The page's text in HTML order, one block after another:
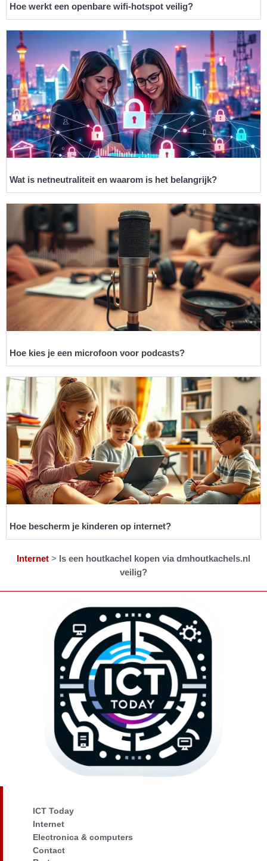
Hoe werkt een openbare wifi-hotspot veilig?
Wat is netneutraliteit en waarom is het belangrijk?
Hoe kies je een microfoon voor podcasts?
Hoe bescherm je kinderen op internet?
Internet > Is een houtkachel kopen via dmhoutkachels.nl
veilig?
ICT Today
Internet
Electronica & computers
Contact